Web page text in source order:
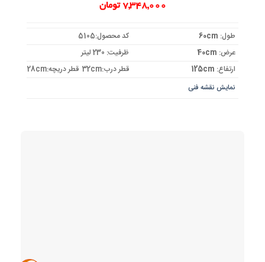
7,348,000 تومان
طول: 60cm
کد محصول:5105
عرض: 40cm
ظرفیت: 230 لیتر
ارتفاع: 125cm قطر درب:32cm قطر دریچه:28cm
نمایش نقشه فنی